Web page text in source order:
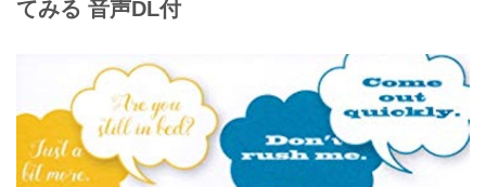
てみる 音声DL付